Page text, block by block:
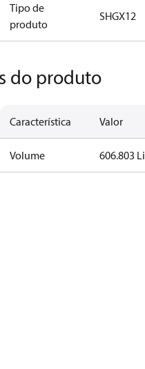
Tipo de
produto
SHGX12
do produto
Característica Valor
Volume 606.803